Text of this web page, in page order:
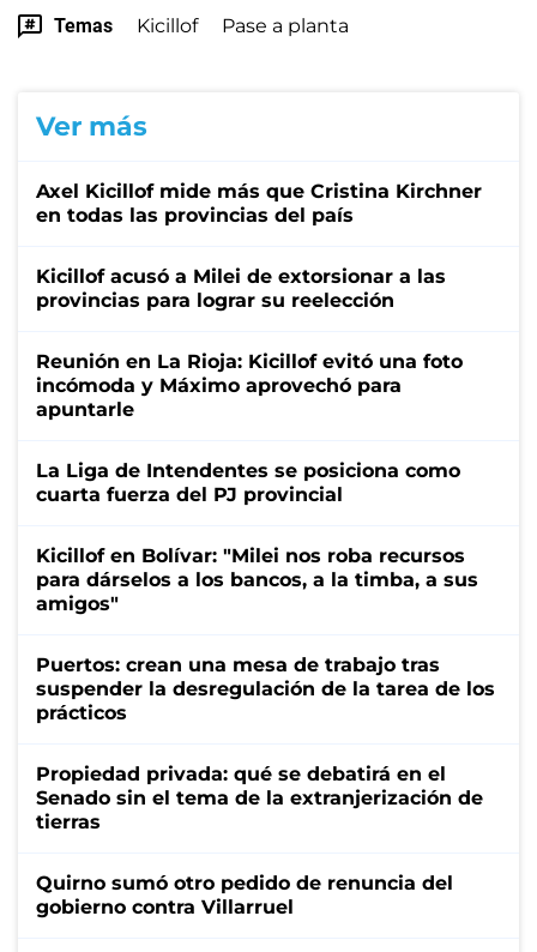
Temas Kicillof Pase a planta
Ver más
Axel Kicillof mide más que Cristina Kirchner
en todas las provincias del país
Kicillof acusó a Milei de extorsionar a las
provincias para lograr su reelección
Reunión en La Rioja: Kicillof evitó una foto
incómoda y Máximo aprovechó para
apuntarle
La Liga de Intendentes se posiciona como
cuarta fuerza del PJ provincial
Kicillof en Bolívar: "Milei nos roba recursos
para dárselos a los bancos, a la timba, a sus
amigos"
Puertos: crean una mesa de trabajo tras
suspender la desregulación de la tarea de los
prácticos
Propiedad privada: qué se debatirá en el
Senado sin el tema de la extranjerización de
tierras
Quirno sumó otro pedido de renuncia del
gobierno contra Villarruel